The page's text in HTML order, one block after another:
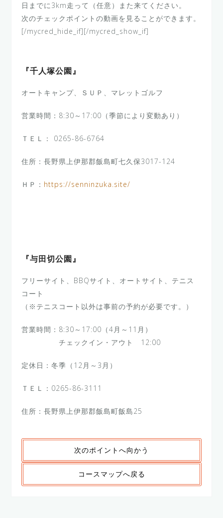
日までに3km走って（任意）また来てください。
次のチェックポイントの動画を見ることができます。
[/mycred_hide_if][/mycred_show_if]
『千人塚公園』
オートキャンプ、ＳＵＰ、マレットゴルフ
営業時間：8:30～17:00（季節により変動あり）
ＴＥＬ： 0265-86-6764
住所：長野県上伊那郡飯島町七久保3017-124
ＨＰ： https://senninzuka.site/
『与田切公園』
フリーサイト、BBQサイト、オートサイト、テニス
コート
（※テニスコート以外は事前の予約が必要です。）
営業時間：8:30～17:00（4月～11月）
チェックイン・アウト 12:00
定休日：冬季（12月～3月）
ＴＥＬ：0265-86-3111
住所：長野県上伊那郡飯島町飯島25
次のポイントへ向かう
コースマップへ戻る